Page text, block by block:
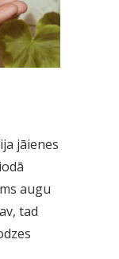
jāienes
augu
tad